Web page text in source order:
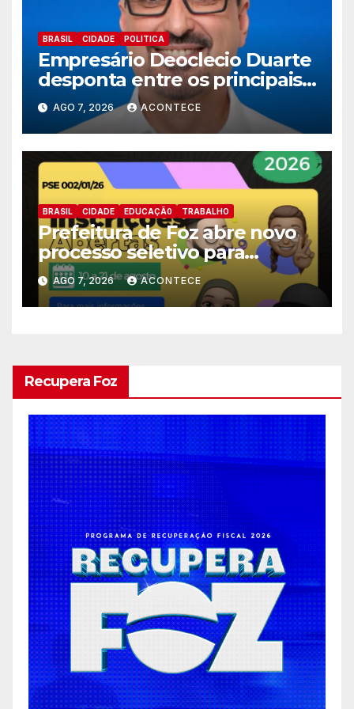
BRASIL CIDADE POLITICA
Empresário Deoclecio Duarte
desponta entre os principais
nomes do União Brasil para
deputado estadual
AGO 7, 2026 ACONTECE
BRASIL CIDADE EDUCAÇÃ0 TRABALHO
Prefeitura de Foz abre novo
processo seletivo para
estagiários
AGO 7, 2026 ACONTECE
Recupera Foz